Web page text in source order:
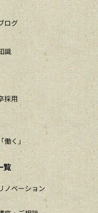
ログ
識
採用
働く」
覧
ノベーション